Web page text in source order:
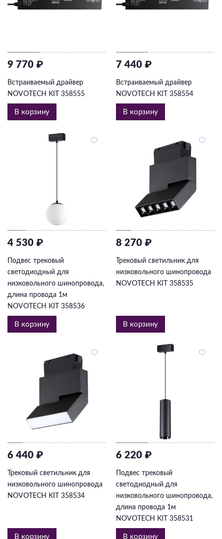
9 770 ₽
Встраиваемый драйвер
NOVOTECH KIT 358555
В корзину
7 440 ₽
Встраиваемый драйвер
NOVOTECH KIT 358554
В корзину
4 530 ₽
Подвес трековый
светодиодный для
низковольного шинопровода,
длина провода 1м
NOVOTECH KIT 358536
В корзину
8 270 ₽
Трековый светильник для
низковольного шинопровода
NOVOTECH KIT 358535
В корзину
6 440 ₽
Трековый светильник для
низковольного шинопровода
NOVOTECH KIT 358534
В корзину
6 220 ₽
Подвес трековый
светодиодный для
низковольного шинопровода,
длина провода 1м
NOVOTECH KIT 358531
В корзину